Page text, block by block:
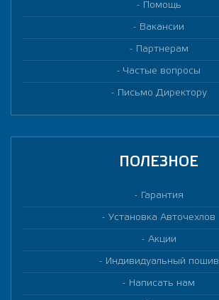
Помощь
Вакансии
Партнерам
Частые вопросы
Письмо Директору
ПОЛЕЗНОЕ
Гарантия
Установка Авточехлов
Акции
Индивидуальный пошив
Написать нам